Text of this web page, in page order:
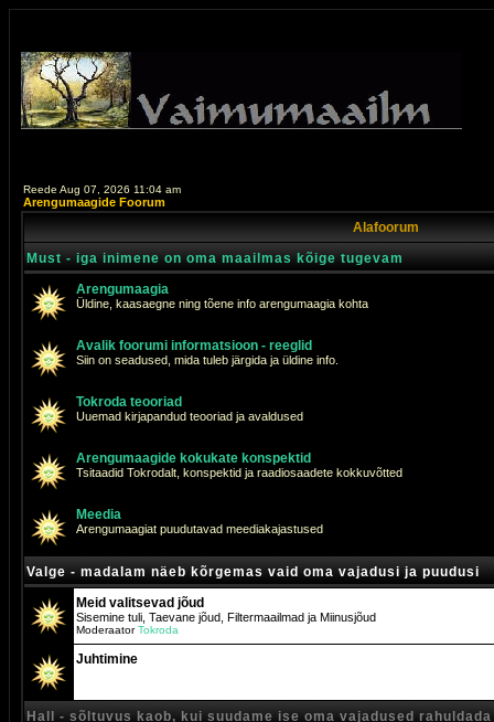
Reede Aug 07, 2026 11:04 am
Arengumaagide Foorum
Alafoorum
Must - iga inimene on oma maailmas kõige tugevam
Arengumaagia
Üldine, kaasaegne ning tõene info arengumaagia kohta
Avalik foorumi informatsioon - reeglid
Siin on seadused, mida tuleb järgida ja üldine info.
Tokroda teooriad
Uuemad kirjapandud teooriad ja avaldused
Arengumaagide kokukate konspektid
Tsitaadid Tokrodalt, konspektid ja raadiosaadete kokkuvõtted
Meedia
Arengumaagiat puudutavad meediakajastused
Valge - madalam näeb kõrgemas vaid oma vajadusi ja puudusi
Meid valitsevad jõud
Sisemine tuli, Taevane jõud, Filtermaailmad ja Miinusjõud
ModeraatorTokroda
Juhtimine
Hall - sõltuvus kaob, kui suudame ise oma vajadused rahuldada